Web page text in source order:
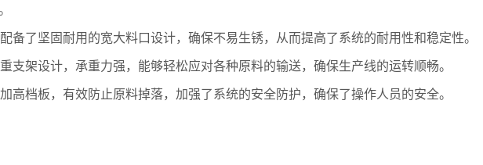
备了坚固耐用的宽大料口设计，确保不易生锈，从而提高了系统的耐用性和稳定性。
支架设计，承重力强，能够轻松应对各种原料的输送，确保生产线的运转顺畅。
高档板，有效防止原料掉落，加强了系统的安全防护，确保了操作人员的安全。